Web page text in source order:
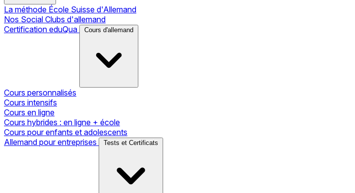
La méthode École Suisse d'Allemand
Nos Social Clubs d'allemand
Certification eduQua
Cours d'allemand
Cours personnalisés
Cours intensifs
Cours en ligne
Cours hybrides : en ligne + école
Cours pour enfants et adolescents
Allemand pour entreprises
Tests et Certificats